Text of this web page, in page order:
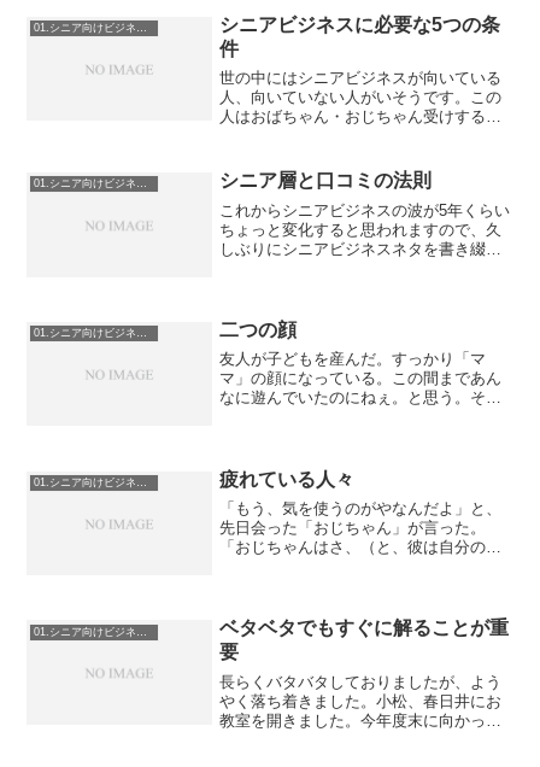
01.シニア向けビジネス指南
シニアビジネスに必要な5つの条
件
世の中にはシニアビジネスが向いている
人、向いていない人がいそうです。この
人はおばちゃん・おじちゃん受けするだ
んでみると意外とダメだったり、その場
ではいいのだけど帰った後...
01.シニア向けビジネス指南 シニア層と口コミの法則
これからシニアビジネスの波が5年くらい
ちょっと変化すると思われますので、久
しぶりにシニアビジネスネタを書き綴っ
で、口コミで広がるため...
01.シニア向けビジネス指南 二つの顔
友人が子どもを産んだ。すっかり「マ
マ」の顔になっている。この間まであん
なに遊んでいたのにねぇ。と思う。そう
と、「お母さんは昔からお母...
疲れている人々
「もう、気を使うのがやなんだよ」と、
先日会った「おじちゃん」が言った。
「おじちゃんはさ、（と、彼は自分のこ
たんだけどさ」0歳企業、い...
ベタベタでもすぐに解ることが重
要
長らくバタバタしておりましたが、よう
やく落ち着きました。小松、春日井にお
教室を開きました。今年度末に向かって